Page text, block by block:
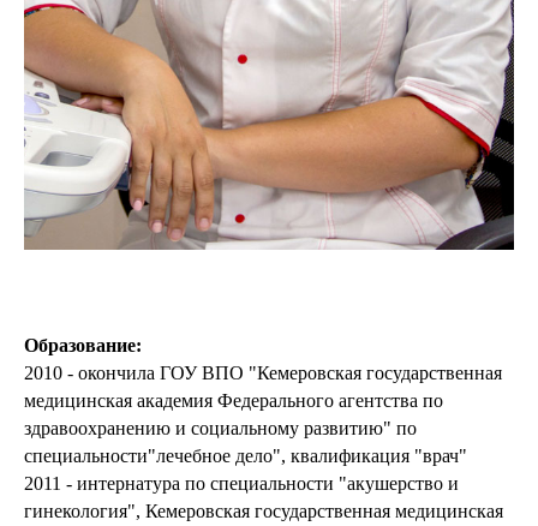
Образование:
2010 - окончила ГОУ ВПО "Кемеровская государственная
медицинская академия Федерального агентства по
здравоохранению и социальному развитию" по
специальности"лечебное дело", квалификация "врач"
2011 - интернатура по специальности "акушерство и
гинекология", Кемеровская государственная медицинская